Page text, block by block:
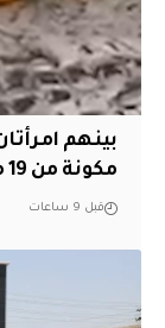
بينهم
مكونة من 19 متهمًا في الأنبار
قبل 9 ساعات